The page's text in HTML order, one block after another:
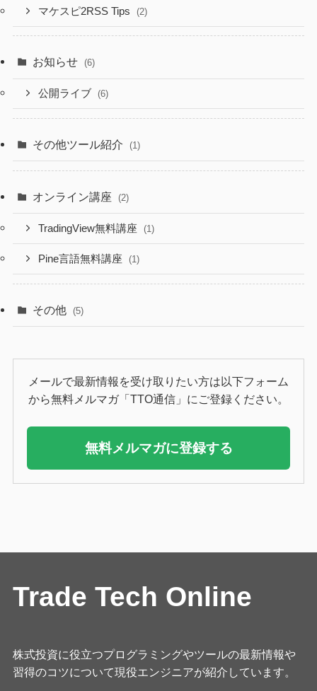
マケスピ2RSS Tips (2)
お知らせ (6)
公開ライブ (6)
その他ツール紹介 (1)
オンライン講座 (2)
TradingView無料講座 (1)
Pine言語無料講座 (1)
その他 (5)
メールで最新情報を受け取りたい方は以下フォーム
から無料メルマガ「TTO通信」にご登録ください。
無料メルマガに登録する
Trade Tech Online
株式投資に役立つプログラミングやツールの最新情報や
習得のコツについて現役エンジニアが紹介しています。